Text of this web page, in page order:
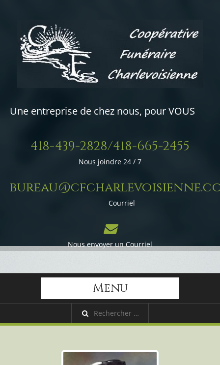
Une entreprise de chez nous, pour VOUS
418-439-2828/418-665-2455
Nous joindre 24 / 7
Courriel
Nous envoyer un Courriel
Menu